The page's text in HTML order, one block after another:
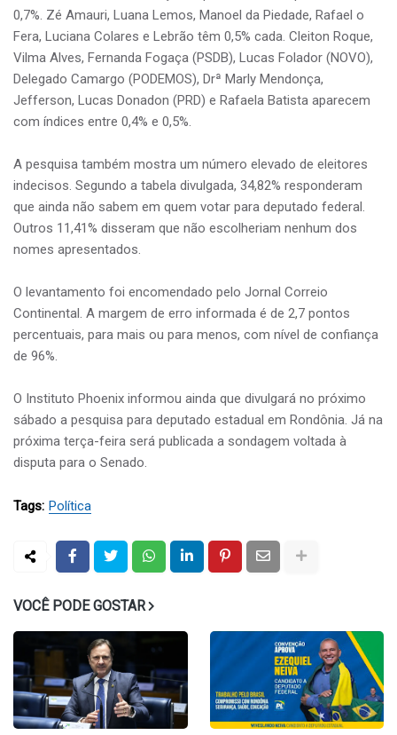
0,7%. Zé Amauri, Luana Lemos, Manoel da Piedade, Rafael o
Fera, Luciana Colares e Lebrão têm 0,5% cada. Cleiton Roque,
Vilma Alves, Fernanda Fogaça (PSDB), Lucas Folador (NOVO),
Delegado Camargo (PODEMOS), Drª Marly Mendonça,
Jefferson, Lucas Donadon (PRD) e Rafaela Batista aparecem
com índices entre 0,4% e 0,5%.
A pesquisa também mostra um número elevado de eleitores
indecisos. Segundo a tabela divulgada, 34,82% responderam
que ainda não sabem em quem votar para deputado federal.
Outros 11,41% disseram que não escolheriam nenhum dos
nomes apresentados.
O levantamento foi encomendado pelo Jornal Correio
Continental. A margem de erro informada é de 2,7 pontos
percentuais, para mais ou para menos, com nível de confiança
de 96%.
O Instituto Phoenix informou ainda que divulgará no próximo
sábado a pesquisa para deputado estadual em Rondônia. Já na
próxima terça-feira será publicada a sondagem voltada à
disputa para o Senado.
Tags: Política
VOCÊ PODE GOSTAR